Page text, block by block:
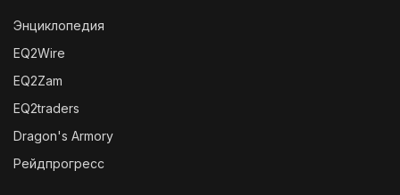
Энциклопедия
EQ2Wire
EQ2Zam
EQ2traders
Dragon's Armory
Рейдпрогресс